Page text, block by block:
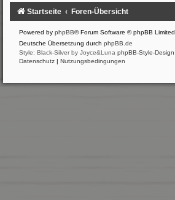
Startseite Foren-Übersicht
Powered by phpBB® Forum Software © phpBB Limited
Deutsche Übersetzung durch phpBB.de
Style: Black-Silver by Joyce&Luna phpBB-Style-Design
Datenschutz | Nutzungsbedingungen